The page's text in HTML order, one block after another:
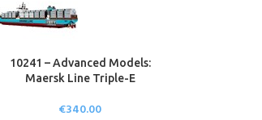
10241 – Advanced Models:
Maersk Line Triple-E
€340.00